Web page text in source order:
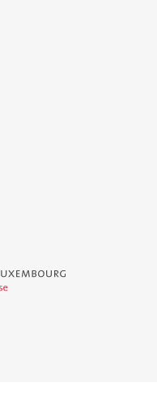
Luxembourg - Service